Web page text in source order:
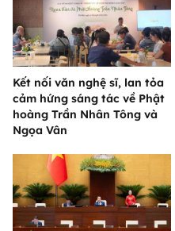
Kết nối văn nghệ sĩ, lan tỏa
cảm hứng sáng tác về Phật
hoàng Trần Nhân Tông và
Ngọa Vân